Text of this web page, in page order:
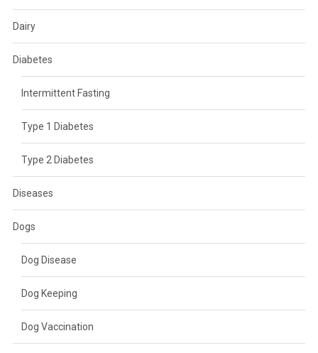
Dairy
Diabetes
Intermittent Fasting
Type 1 Diabetes
Type 2 Diabetes
Diseases
Dogs
Dog Disease
Dog Keeping
Dog Vaccination